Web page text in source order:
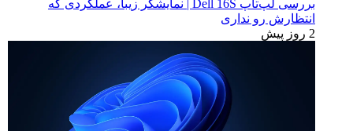
بررسی لپ‌تاپ Dell 16S | نمایشگر زیبا، عملکردی که
انتظارش رو نداری
2 روز پیش